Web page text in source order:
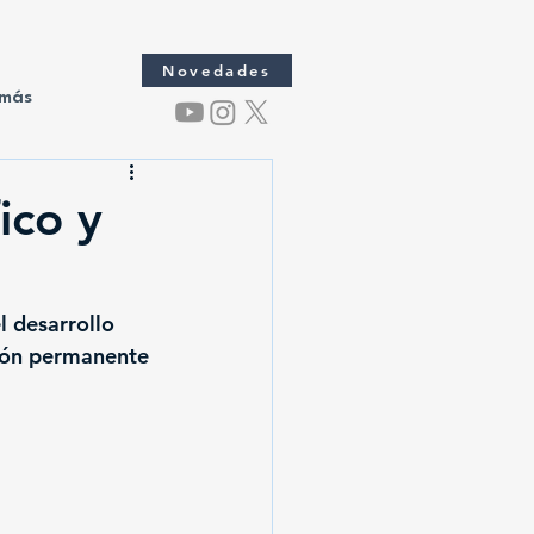
Novedades
y
desarrollo
permanente